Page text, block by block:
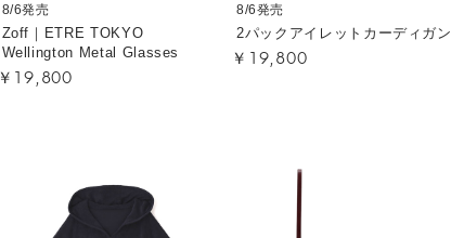
8/6発売
Zoff｜ETRE TOKYO
Wellington Metal Glasses
￥19,800
8/6発売
2パックアイレットカーディガン
￥19,800